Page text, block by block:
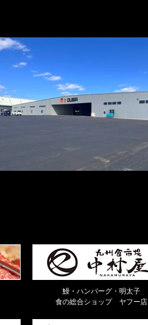
鰻・ハンバーグ・明太子
食の総合ショップ ヤフー店